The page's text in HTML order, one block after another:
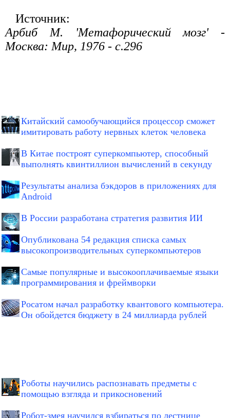
Источник:
Арбиб М. 'Метафорический мозг' -
Москва: Мир, 1976 - с.296
Китайский самообучающийся процессор сможет
имитировать работу нервных клеток человека
В Китае построят суперкомпьютер, способный
выполнять квинтиллион вычислений в секунду
Результаты анализа бэкдоров в приложениях для
Android
В России разработана стратегия развития ИИ
Опубликована 54 редакция списка самых
высокопроизводительных суперкомпьютеров
Самые популярные и высокооплачиваемые языки
программирования и фреймворки
Росатом начал разработку квантового компьютера.
Он обойдется бюджету в 24 миллиарда рублей
Роботы научились распознавать предметы с
помощью взгляда и прикосновений
Робот-змея научился взбираться по лестнице